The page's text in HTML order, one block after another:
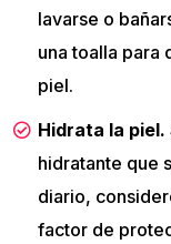
lavarse o
una toalla para
piel.
Hidrata la piel.
hidratante que
diario,
factor de